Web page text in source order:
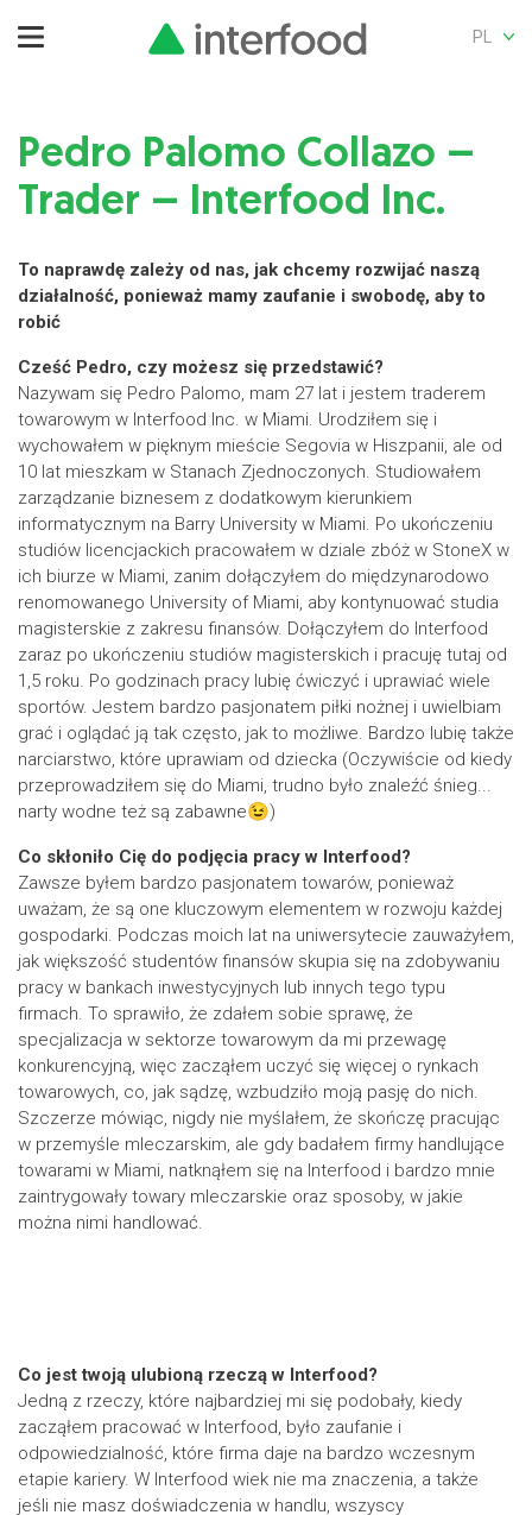
PL
Pedro Palomo Collazo –
Trader – Interfood Inc.
To naprawdę zależy od nas, jak chcemy rozwijać naszą
działalność, ponieważ mamy zaufanie i swobodę, aby to
robić
Cześć Pedro, czy możesz się przedstawić?
Nazywam się Pedro Palomo, mam 27 lat i jestem traderem
towarowym w Interfood Inc. w Miami. Urodziłem się i
wychowałem w pięknym mieście Segovia w Hiszpanii, ale od
10 lat mieszkam w Stanach Zjednoczonych. Studiowałem
zarządzanie biznesem z dodatkowym kierunkiem
informatycznym na Barry University w Miami. Po ukończeniu
studiów licencjackich pracowałem w dziale zbóż w StoneX w
ich biurze w Miami, zanim dołączyłem do międzynarodowo
renomowanego University of Miami, aby kontynuować studia
magisterskie z zakresu finansów. Dołączyłem do Interfood
zaraz po ukończeniu studiów magisterskich i pracuję tutaj od
1,5 roku. Po godzinach pracy lubię ćwiczyć i uprawiać wiele
sportów. Jestem bardzo pasjonatem piłki nożnej i uwielbiam
grać i oglądać ją tak często, jak to możliwe. Bardzo lubię także
narciarstwo, które uprawiam od dziecka (Oczywiście od kiedy
przeprowadziłem się do Miami, trudno było znaleźć śnieg...
narty wodne też są zabawne😉)
Co skłoniło Cię do podjęcia pracy w Interfood?
Zawsze byłem bardzo pasjonatem towarów, ponieważ
uważam, że są one kluczowym elementem w rozwoju każdej
gospodarki. Podczas moich lat na uniwersytecie zauważyłem,
jak większość studentów finansów skupia się na zdobywaniu
pracy w bankach inwestycyjnych lub innych tego typu
firmach. To sprawiło, że zdałem sobie sprawę, że
specjalizacja w sektorze towarowym da mi przewagę
konkurencyjną, więc zacząłem uczyć się więcej o rynkach
towarowych, co, jak sądzę, wzbudziło moją pasję do nich.
Szczerze mówiąc, nigdy nie myślałem, że skończę pracując
w przemyśle mleczarskim, ale gdy badałem firmy handlujące
towarami w Miami, natknąłem się na Interfood i bardzo mnie
zaintrygowały towary mleczarskie oraz sposoby, w jakie
można nimi handlować.
Co jest twoją ulubioną rzeczą w Interfood?
Jedną z rzeczy, które najbardziej mi się podobały, kiedy
zacząłem pracować w Interfood, było zaufanie i
odpowiedzialność, które firma daje na bardzo wczesnym
etapie kariery. W Interfood wiek nie ma znaczenia, a także
jeśli nie masz doświadczenia w handlu, wszyscy